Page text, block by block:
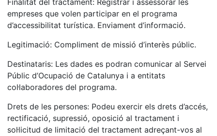
Finalitat del tractament: Registrar i assessorar les
empreses que volen participar en el programa
d’accessibilitat turística. Enviament d’informació.
Legitimació: Compliment de missió d’interès públic.
Destinataris: Les dades es podran comunicar al Servei
Públic d’Ocupació de Catalunya i a entitats
col·laboradores del programa.
Drets de les persones: Podeu exercir els drets d’accés,
rectificació, supressió, oposició al tractament i
sol·licitud de limitació del tractament adreçant-vos al